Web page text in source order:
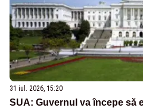
31 iul. 2026, 15:20
SUA: Guvernul va începe să